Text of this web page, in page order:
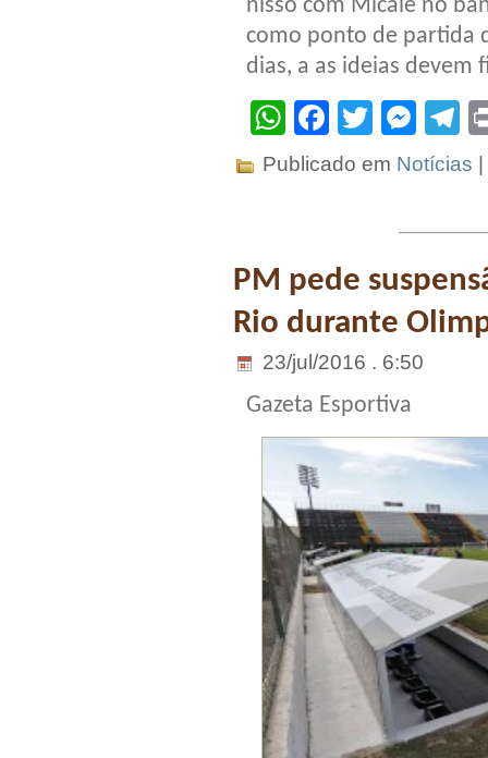
nisso com Micale no
como ponto de partida
dias, a as ideias devem
WhatsApp
Facebook
Twitter
Publicado em Notícias |
PM pede
Rio durante
23/jul/2016 . 6:50
Gazeta Esportiva